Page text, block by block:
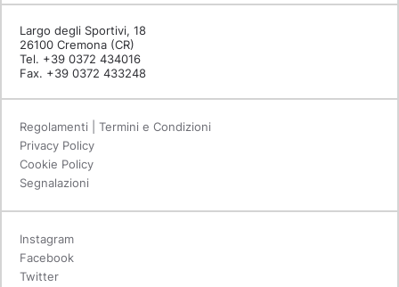
Largo degli Sportivi, 18
26100 Cremona (CR)
Tel. +39 0372 434016
Fax. +39 0372 433248
Regolamenti | Termini e Condizioni
Privacy Policy
Cookie Policy
Segnalazioni
Instagram
Facebook
Twitter